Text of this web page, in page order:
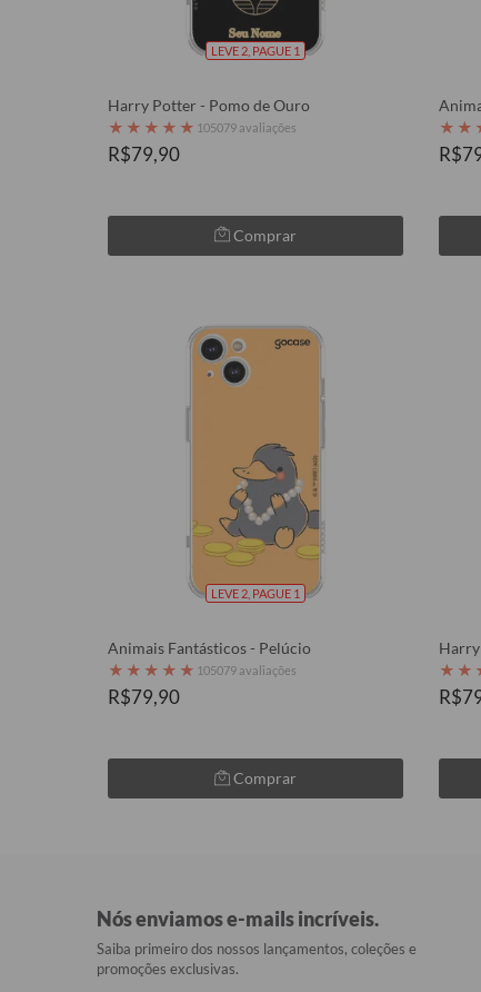
LEVE 2, PAGUE 1
Harry Potter - Pomo de Ouro
★ ★ ★ ★ ★ 105079 avaliações
R$79,90
Comprar
★ ★
LEVE 2, PAGUE 1
Animais Fantásticos - Pelúcio
★ ★ ★ ★ ★ 105079 avaliações
R$79,90
Comprar
★ ★
Nós enviamos e-mails incríveis.
Saiba primeiro dos nossos lançamentos, coleções e
promoções exclusivas.